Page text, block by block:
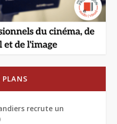
recrute un